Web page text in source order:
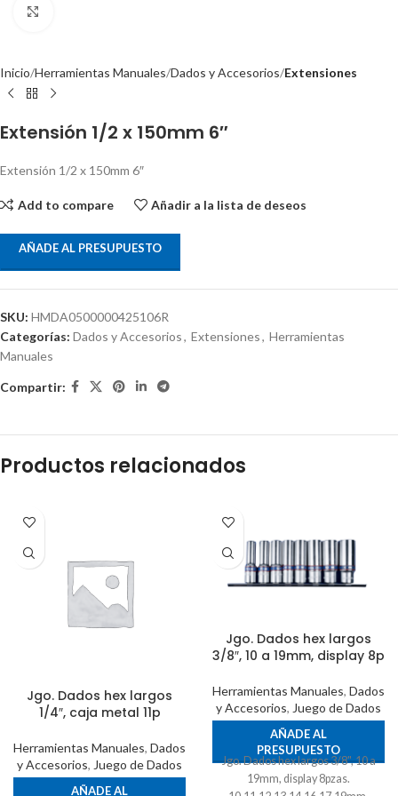
Inicio Herramientas Manuales Dados y Accesorios Extensiones
Extensión 1/2 x 150mm 6″
Extensión 1/2 x 150mm 6″
Add to compare Añadir a la lista de deseos
AÑADE AL PRESUPUESTO
SKU: HMDA0500000425106R
Categorías: Dados y Accesorios, Extensiones, Herramientas
Manuales
Compartir:
Productos relacionados
Jgo. Dados hex largos
1/4″, caja metal 11p
Herramientas Manuales, Dados
y Accesorios, Juego de Dados
AÑADE AL
Jgo. Dados hex largos
3/8″, 10 a 19mm, display 8p
Herramientas Manuales, Dados
y Accesorios, Juego de Dados
AÑADE AL
PRESUPUESTO
Jgo. Dados hex largos 3/8", 10 a
19mm, display 8pzas.